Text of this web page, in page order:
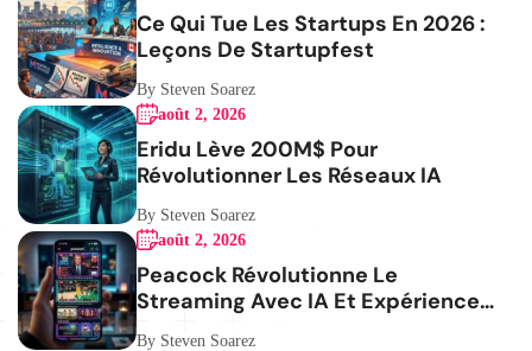
Ce Qui Tue Les Startups En 2026 :
Leçons De Startupfest
By Steven Soarez
août 2, 2026
Eridu Lève 200M$ Pour
Révolutionner Les Réseaux IA
By Steven Soarez
août 2, 2026
Peacock Révolutionne Le
Streaming Avec IA Et Expérience
Mobile
By Steven Soarez